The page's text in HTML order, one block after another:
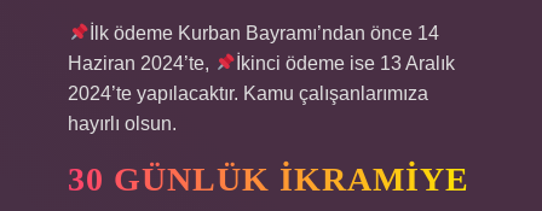
İlk ödeme Kurban Bayramı’ndan önce 14
Haziran 2024’te,
İkinci ödeme ise 13 Aralık
2024’te yapılacaktır. Kamu çalışanlarımıza
hayırlı olsun.
30 GÜNLÜK IKRAMIYE